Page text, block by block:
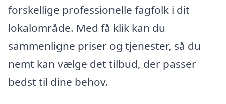
forskellige professionelle fagfolk i dit
lokalområde. Med få klik kan du
sammenligne priser og tjenester, så du
nemt kan vælge det tilbud, der passer
bedst til dine behov.